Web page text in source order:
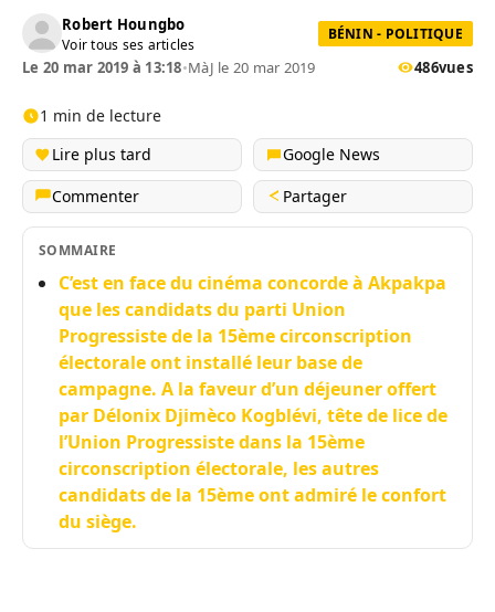
Robert Houngbo
Voir tous ses articles
BÉNIN - POLITIQUE
Le 20 mar 2019 à 13:18•MàJ le 20 mar 2019 486vues
1 min de lecture
Lire plus tard
Google News
Commenter
Partager
SOMMAIRE
C’est en face du cinéma concorde à Akpakpa
que les candidats du parti Union
Progressiste de la 15ème circonscription
électorale ont installé leur base de
campagne. A la faveur d’un déjeuner offert
par Délonix Djimèco Kogblévi, tête de lice de
l’Union Progressiste dans la 15ème
circonscription électorale, les autres
candidats de la 15ème ont admiré le confort
du siège.